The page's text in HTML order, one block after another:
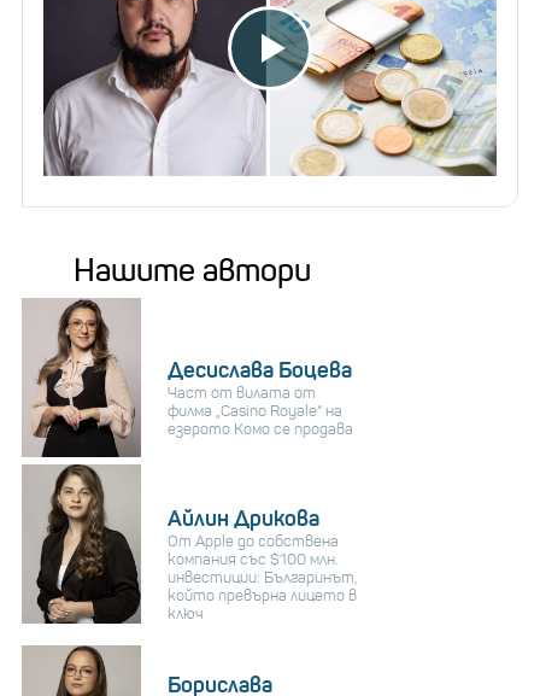
Нашите автори
Десислава Боцева
Част от вилата от
филма „Casino Royale“ на
езерото Комо се продава
Айлин Дрикова
От Apple до собствена
компания със $100 млн.
инвестиции: Българинът,
който превърна лицето в
ключ
Борислава